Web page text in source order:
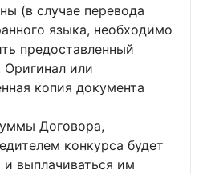
(в случае перевода
языка, необходимо
предоставленный
Оригинал или
копия документа
Договора,
конкурса будет
выплачиваться им